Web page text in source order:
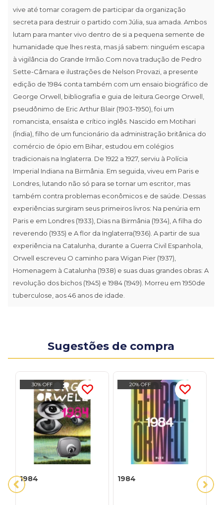
vive até tomar coragem de participar da organização
secreta para destruir o partido com Júlia, sua amada. Ambos
lutam para manter vivo dentro de si a pequena semente de
humanidade que lhes resta, mas já sabem: ninguém escapa
à vigilância do Grande Irmão.Com nova tradução de Pedro
Sette-Câmara e ilustrações de Nelson Provazi, a presente
edição de 1984 conta também com um ensaio biográfico de
George Orwell, bibliografia e guia de leitura.George Orwell,
pseudônimo de Eric Arthur Blair (1903-1950), foi um
romancista, ensaísta e crítico inglês. Nascido em Motihari
(Índia), filho de um funcionário da administração britânica do
comércio de ópio em Bihar, estudou em colégios
tradicionais na Inglaterra. De 1922 a 1927, serviu à Polícia
Imperial Indiana na Birmânia. Em seguida, viveu em Paris e
Londres, lutando não só para se tornar um escritor, mas
também contra problemas econômicos e de saúde. Dessas
experiências surgiram seus primeiros livros: Na penúria em
Paris e em Londres (1933), Dias na Birmânia (1934), A filha do
reverendo (1935) e A flor da Inglaterra(1936). A partir de sua
experiência na Catalunha, durante a Guerra Civil Espanhola,
Orwell escreveu O caminho para Wigan Pier (1937),
Homenagem à Catalunha (1938) e suas duas grandes obras: A
revolução dos bichos (1945) e 1984 (1949). Morreu em 1950de
tuberculose, aos 46 anos de idade.
Sugestões de compra
30% OFF
1984
20% OFF
1984